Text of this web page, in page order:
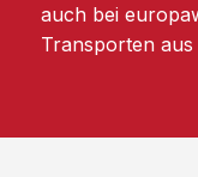
auch bei
Transporten